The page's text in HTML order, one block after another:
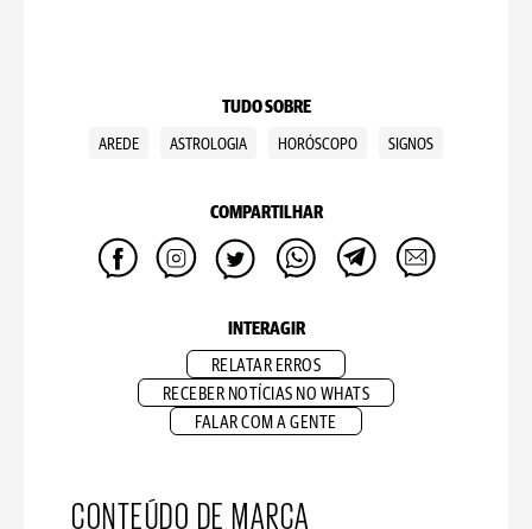
TUDO SOBRE
AREDE ASTROLOGIA HORÓSCOPO SIGNOS
COMPARTILHAR
INTERAGIR
RELATAR ERROS
RECEBER NOTÍCIAS NO WHATS
FALAR COM A GENTE
CONTEÚDO DE MARCA